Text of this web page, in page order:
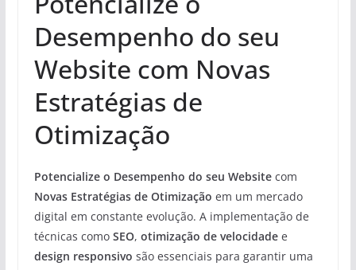
Desempenho do seu
Website com Novas
Estratégias de
Otimização
Potencialize o Desempenho do seu Websitecom
Novas Estratégias de Otimização em um mercado
digital em constante evolução. A implementação de
técnicas como SEO, otimização de velocidadee
design responsivo são essenciais para garantir uma